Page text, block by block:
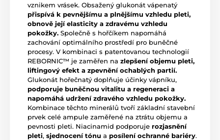
vznikem vrásek. Obsažený glukonát vápenatý
přispívá k pevnějšímu a plnějšímu vzhledu pleti,
obnově její elasticity a zdravému vzhledu
pokožky. Společně s hořčíkem napomáhá
zachování optimálního prostředí pro buněčné
procesy. V kombinaci s patentovanou technologií
REBORNIC™ je zaměřen na zlepšení objemu pleti,
liftingový efekt a zpevnění ochablých partií.
Glukonát hořečnatý doplňuje účinky vápníku,
podporuje buněčnou vitalitu a regeneraci a
napomáhá udržení zdravého vzhledu pokožky.
Kombinace těchto minerálů tvoří základní stavební
prvek celé ampule zaměřené na ztrátu objemu a
pevnosti pleti. Niacinamid podporuje rozjasnění
pleti, sjednocení tónu a posílení ochranné bariéry.